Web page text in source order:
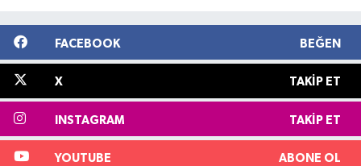
FACEBOOK BEĞEN
X TAKIP ET
INSTAGRAM TAKIP ET
YOUTUBE ABONE OL